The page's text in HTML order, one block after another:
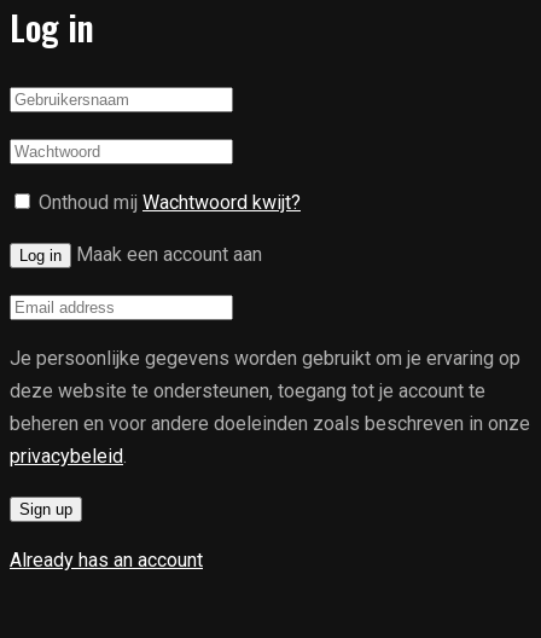
Log in
Onthoud mij Wachtwoord kwijt?
Log in Maak een account aan
Je persoonlijke gegevens worden gebruikt om je ervaring op
deze website te ondersteunen, toegang tot je account te
beheren en voor andere doeleinden zoals beschreven in onze
privacybeleid
Sign up
Already has an account